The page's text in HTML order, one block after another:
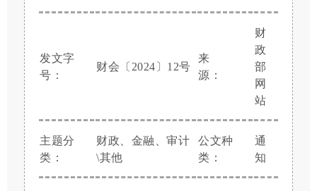
发文字
号：
财会〔2024〕12号
来
源：
财
政
部
网
站
主题分
类：
财政、金融、审计
\其他
公文种
类：
通
知